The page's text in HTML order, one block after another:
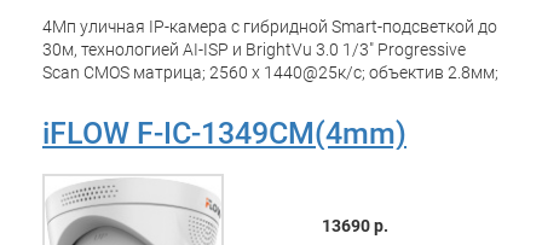
4Мп уличная IP-камера с гибридной Smart-подсветкой до
30м, технологией AI-ISP и BrightVu 3.0 1/3" Progressive
Scan CMOS матрица; 2560 x 1440@25к/с; объектив 2.8мм;
H.265/H.265+/H.264/H.264+/MJPEG, HLC, коридорный
режим, AI-WDR 120дБ; 3D DNR; BLC; ИК-подсветка и
3.0 (человек/ТС); видеобитрейт 32кбит/с-16Мбит/с;
G.711/G.722.1/G.726/MP2L2/PCM/AAC/MP3, встроенный
микрофон; встроенный слот для microSD карты до 512Гб;
iFLOW F-IC-1349CM(4mm)
13690 р.